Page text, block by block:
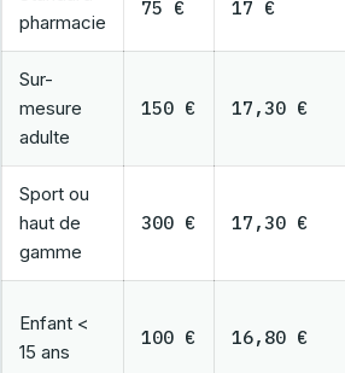
pharmacie
75 € 17 €
Sur-
mesure
adulte
150 € 17,30 €
Sport ou
haut de
gamme
300 € 17,30 €
Enfant <
15 ans
100 € 16,80 €